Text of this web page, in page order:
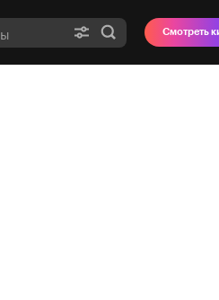
Смотреть